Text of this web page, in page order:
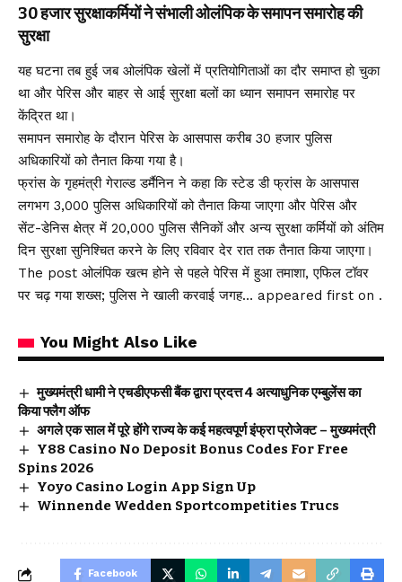
30 हजार सुरक्षाकर्मियों ने संभाली ओलंपिक के समापन समारोह की
सुरक्षा
यह घटना तब हुई जब ओलंपिक खेलों में प्रतियोगिताओं का दौर समाप्त हो चुका
था और पेरिस और बाहर से आई सुरक्षा बलों का ध्यान समापन समारोह पर
केंद्रित था।
समापन समारोह के दौरान पेरिस के आसपास करीब 30 हजार पुलिस
अधिकारियों को तैनात किया गया है।
फ्रांस के गृहमंत्री गेराल्ड डर्मैनिन ने कहा कि स्टेड डी फ्रांस के आसपास
लगभग 3,000 पुलिस अधिकारियों को तैनात किया जाएगा और पेरिस और
सेंट-डेनिस क्षेत्र में 20,000 पुलिस सैनिकों और अन्य सुरक्षा कर्मियों को अंतिम
दिन सुरक्षा सुनिश्चित करने के लिए रविवार देर रात तक तैनात किया जाएगा।
The post ओलंपिक खत्म होने से पहले पेरिस में हुआ तमाशा, एफिल टॉवर
पर चढ़ गया शख्स; पुलिस ने खाली करवाई जगह… appeared first on .
You Might Also Like
मुख्यमंत्री धामी ने एचडीएफसी बैंक द्वारा प्रदत्त 4 अत्याधुनिक एम्बुलेंस का
किया फ्लैग ऑफ
अगले एक साल में पूरे होंगे राज्य के कई महत्वपूर्ण इंफ्रा प्रोजेक्ट – मुख्यमंत्री
Y88 Casino No Deposit Bonus Codes For Free
Spins 2026
Yoyo Casino Login App Sign Up
Winnende Wedden Sportcompetities Trucs
Facebook